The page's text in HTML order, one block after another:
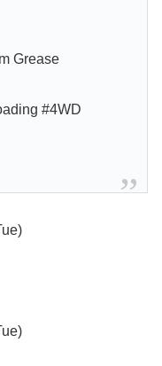
Grease
#4WD